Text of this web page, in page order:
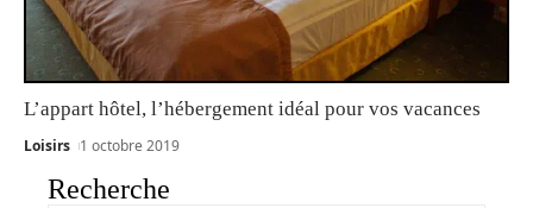
L’appart hôtel, l’hébergement idéal pour vos vacances
Loisirs 1 octobre 2019
Recherche